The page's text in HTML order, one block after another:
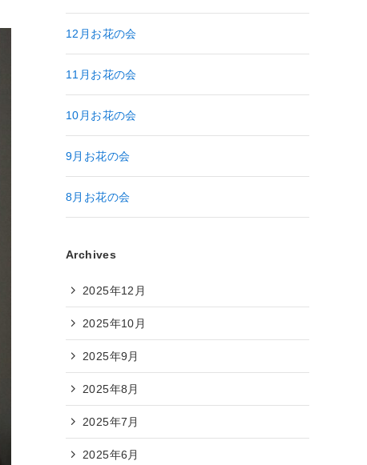
12月お花の会
11月お花の会
10月お花の会
9月お花の会
8月お花の会
Archives
2025年12月
2025年10月
2025年9月
2025年8月
2025年7月
2025年6月